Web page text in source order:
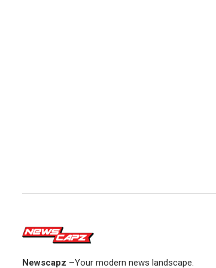
Newscapz –Your modern news landscape.